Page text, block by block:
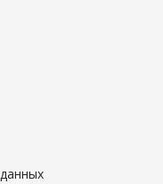
нагревается и
воздуха. Материал
аммиак) через